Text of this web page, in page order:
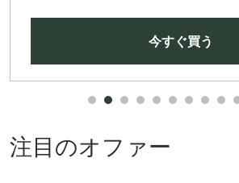
今すぐ買う
注目のオファー